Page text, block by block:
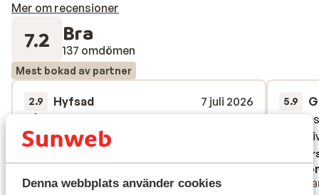
Denna webbplats använder cookies
Mer om recensioner
7.2 Bra
137 omdömen
Mest bokad av partner
2.9 Hyfsad
7 juli 2026
Översätt till svenska
Partner
5.9
Var
til at
Var
til at